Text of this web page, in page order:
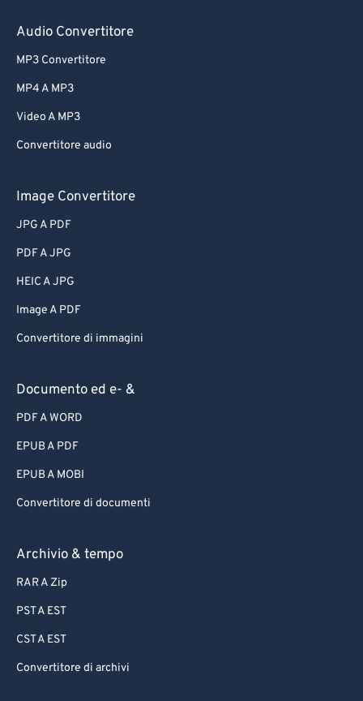
Audio Convertitore
MP3 Convertitore
MP4 A MP3
Video A MP3
Convertitore audio
Image Convertitore
JPG A PDF
PDF A JPG
HEIC A JPG
Image A PDF
Convertitore di immagini
Documento ed e- &
PDF A WORD
EPUB A PDF
EPUB A MOBI
Convertitore di documenti
Archivio & tempo
RAR A Zip
PST A EST
CST A EST
Convertitore di archivi